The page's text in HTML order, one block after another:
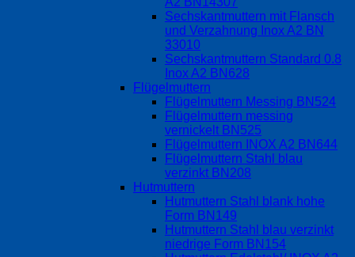
Sechskantmuttern mit Flansch
und Verzahnung Inox A2 BN
33010
Sechskantmuttern Standard 0.8
Inox A2 BN628
Flügelmuttern
Flügelmuttern Messing BN524
Flügelmuttern messing
vernickelt BN525
Flügelmuttern INOX A2 BN644
Flügelmuttern Stahl blau
verzinkt BN208
Hutmuttern
Hutmuttern Stahl blank hohe
Form BN149
Hutmuttern Stahl blau verzinkt
niedrige Form BN154